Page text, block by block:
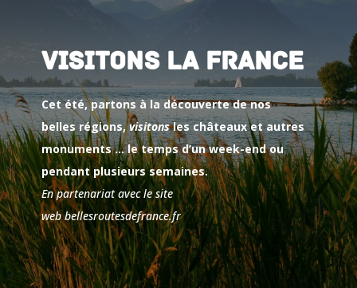
Visitons la France
Cet été, partons à la découverte de nos
belles régions,visitonsles châteaux et autres
monuments …le temps d’un week-end ou
pendant plusieurs semaines.
En partenariat avec le site
web bellesroutesdefrance.fr